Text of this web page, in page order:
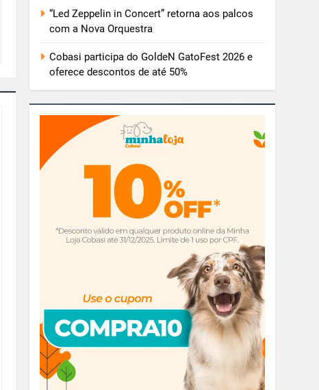
“Led Zeppelin in Concert” retorna aos palcos
com a Nova Orquestra
Cobasi participa do GoldeN GatoFest 2026 e
oferece descontos de até 50%